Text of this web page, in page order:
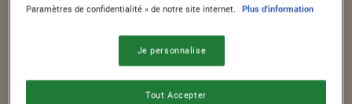
* Un petit déjeuner équilibré est
constitué d’un produit céréalier, d’un fruit
et d’un laitage.​
Paramètres de confidentialité » de notre site internet.
Plus d'information
Je personnalise
Tout Accepter